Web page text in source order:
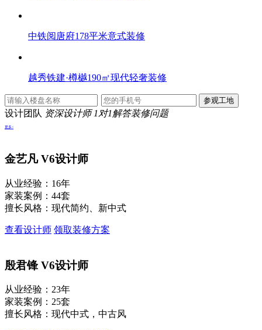
中铁阅唐府178平米意式装修
越秀铁建·樽樾190㎡现代轻奢装修
设计团队 资深设计师 1对1解答装修问题
更多>
金艺凡V6设计师
从业经验：16年
家装案例：44套
擅长风格：现代简约、新中式
查看设计师 领取装修方案
殷君锋 V6设计师
从业经验：23年
家装案例：25套
擅长风格：现代中式，中古风